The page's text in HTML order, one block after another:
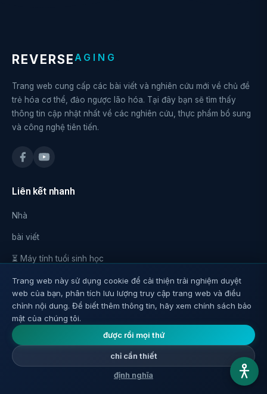
REVERSEAGING
Trang web cung cấp các bài viết và nghiên cứu mới về chủ đề
trẻ hóa cơ thể, đảo ngược lão hóa. Tại đây bạn sẽ tìm thấy
thông tin cập nhật nhất về các nghiên cứu, thực phẩm bổ sung
và công nghệ tiên tiến.
Liên kết nhanh
Nhà
bài viết
⏳ Máy tính tuổi sinh học
🧬 Giao thức cá nhân
💊 Điều chỉnh thực phẩm bổ sung
❓ Câu hỏi và trả lời
📖 Hướng dẫn
bổ sung dinh dưỡng
Trang web này sử dụng cookie để cải thiện trải nghiệm duyệt
web của bạn, phân tích lưu lượng truy cập trang web và điều
chỉnh nội dung. Để biết thêm thông tin, hãy xem chính sách bảo
mật của chúng tôi.
được rồi mọi thứ
chỉ cần thiết
định nghĩa